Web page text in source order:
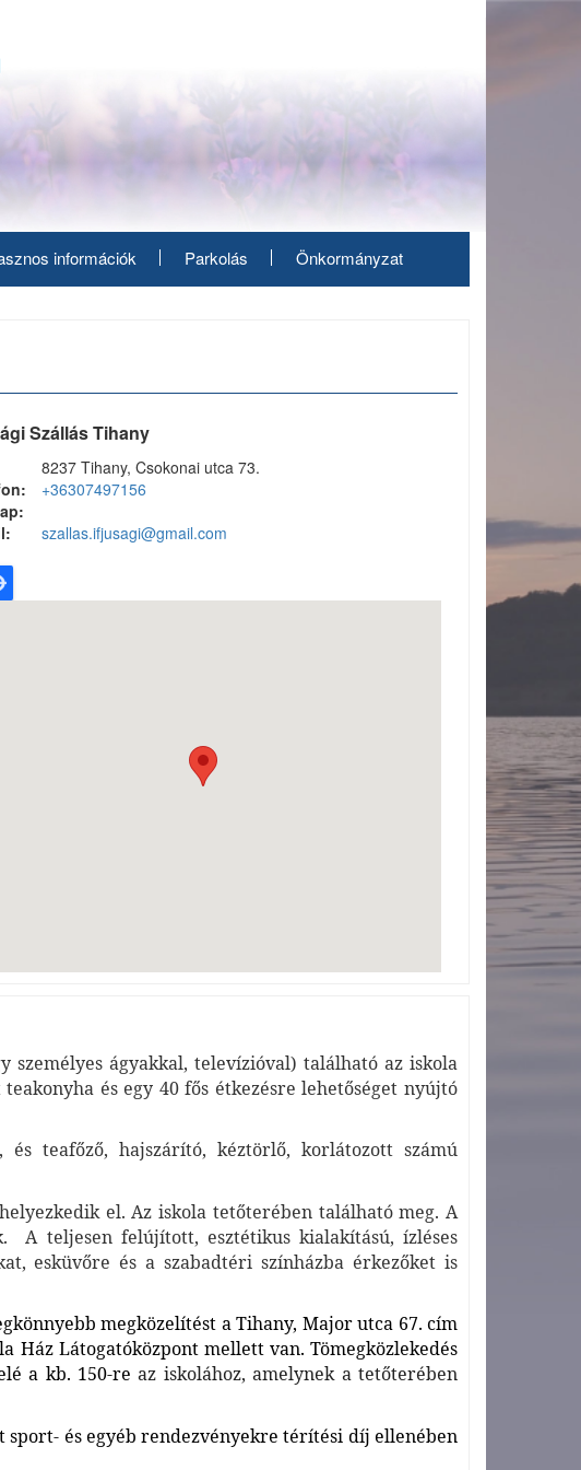
információk Parkolás Önkormányzat
Szállás Tihany
8237 Tihany, Csokonai utca 73.
+36307497156
szallas.ifjusagi@gmail.com
személyes ágyakkal, televízióval) található az iskola
és egy 40 fős étkezésre lehetőséget nyújtó
teafőző, hajszárító, kéztörlő, korlátozott számú
el. Az iskola tetőterében található meg. A
A teljesen felújított, esztétikus kialakítású, ízléses
esküvőre és a szabadtéri színházba érkezőket is
megközelítést a Tihany, Major utca 67. cím
Látogatóközpont mellett van. Tömegközlekedés
a kb. 150-reaz iskolához, amelynek a tetőterében
és egyéb rendezvényekre térítési díj ellenében